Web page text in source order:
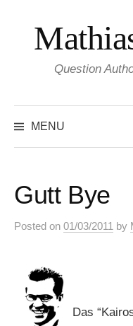
content
Question
MENU
Gutt Bye
Posted on 01/03/2011 by
Das